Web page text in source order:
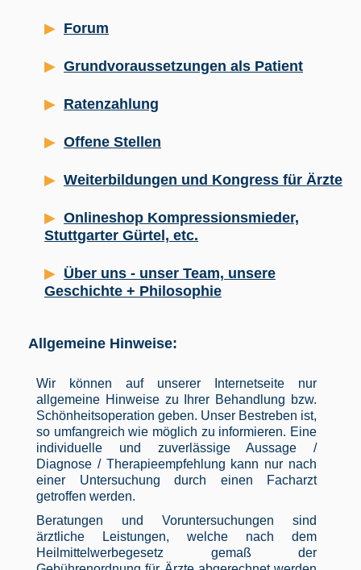
Forum
Grundvoraussetzungen als Patient
Ratenzahlung
Offene Stellen
Weiterbildungen und Kongress für Ärzte
Onlineshop Kompressionsmieder,
Stuttgarter Gürtel, etc.
Über uns - unser Team, unsere
Geschichte + Philosophie
Allgemeine Hinweise:
Wir können auf unserer Internetseite nur
allgemeine Hinweise zu Ihrer Behandlung bzw.
Schönheitsoperation geben. Unser Bestreben ist,
so umfangreich wie möglich zu informieren. Eine
individuelle und zuverlässige Aussage /
Diagnose / Therapieempfehlung kann nur nach
einer Untersuchung durch einen Facharzt
getroffen werden.
Beratungen und Voruntersuchungen sind
ärztliche Leistungen, welche nach dem
Heilmittelwerbegesetz gemaß der